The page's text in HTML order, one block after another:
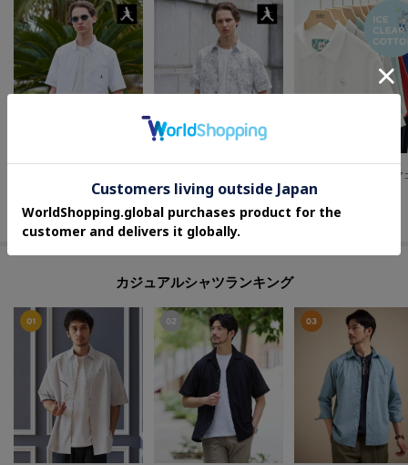
TAKEO KIKUCHI
50%OFF
TAKEO KIKUCHI
¥8,250
50 %OFF
TAKEO KIKUCHI
¥10,780
30%OFF
カジュアルシャツランキング